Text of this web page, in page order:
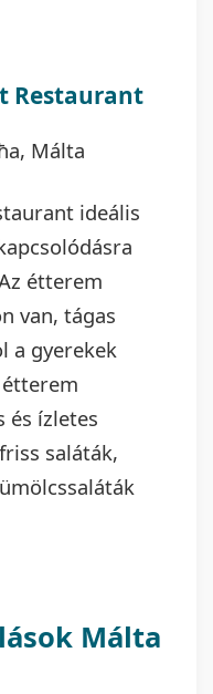
Restaurant
Málta
ideális
étterem
van, tágas
a gyerekek
és ízletes
saláták,
Málta